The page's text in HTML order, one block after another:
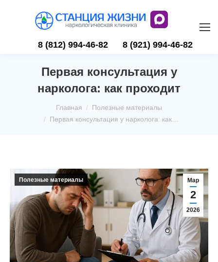
8 (812) 994-46-82 8 (921) 994-46-82
Первая консультация у
нарколога: как проходит
Главная
Полезные материалы
Первая консультация у нарколога: как…
Мар
2
2026
Полезные материалы